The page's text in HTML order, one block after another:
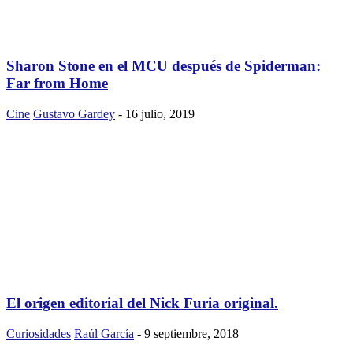
Sharon Stone en el MCU después de Spiderman:
Far from Home
Cine Gustavo Gardey - 16 julio, 2019
El origen editorial del Nick Furia original.
Curiosidades Raúl García - 9 septiembre, 2018